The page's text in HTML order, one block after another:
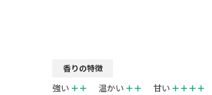
香りの特徴
強い ＋＋ 温かい ＋＋ 甘い ＋＋＋＋